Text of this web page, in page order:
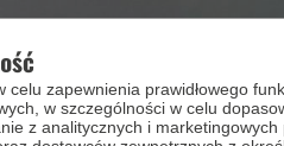
do auta Peugot Boxer II z 2016
stacyjki do auta
zapewnienia prawidłowego
w szczególności w celu
z analitycznych i